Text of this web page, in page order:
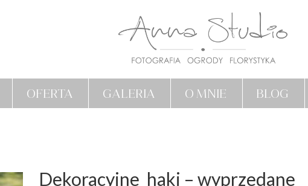
OFERTA GALERIA O MNIE BLOG
Dekoracyjne haki – wyprzedane